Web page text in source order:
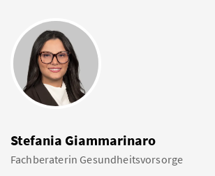
Stefania Giammarinaro
Fachberaterin Gesundheitsvorsorge